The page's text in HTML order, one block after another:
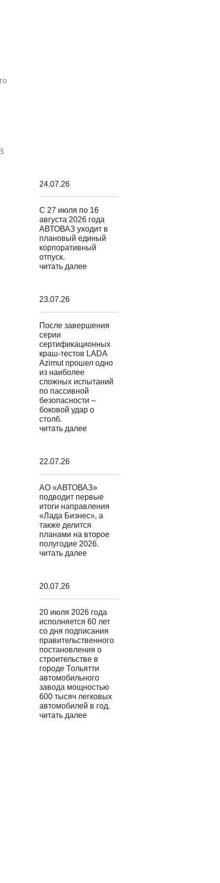
24.07.26
С 27 июля по 16
августа 2026 года
АВТОВАЗ уходит в
плановый единый
корпоративный
отпуск.
читать далее
23.07.26
После завершения
серии
сертификационных
краш-тестов LADA
Azimut прошел одно
из наиболее
сложных испытаний
по пассивной
безопасности –
боковой удар о
столб.
читать далее
22.07.26
АО «АВТОВАЗ»
подводит первые
итоги направления
«Лада Бизнес», а
также делится
планами на второе
полугодие 2026.
читать далее
20.07.26
20 июля 2026 года
исполняется 60 лет
со дня подписания
правительственного
постановления о
строительстве в
городе Тольятти
автомобильного
завода мощностью
600 тысяч легковых
автомобилей в год.
читать далее